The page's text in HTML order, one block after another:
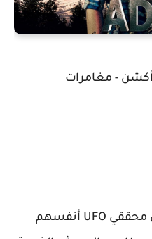
أكشن - مغامرات
يجد فريق من محققي UFO أنفسهم